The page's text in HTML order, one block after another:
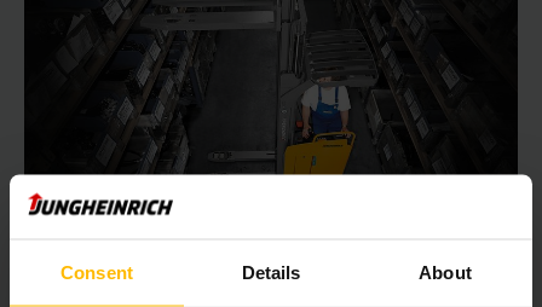
Consent Details About